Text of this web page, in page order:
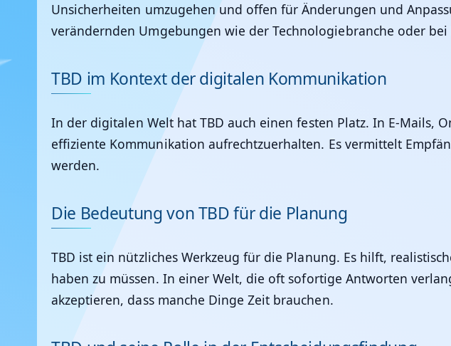
Unsicherheiten umzugehen und offen für Änderungen und
verändernden Umgebungen wie der Technologiebranche oder
TBD im Kontext der digitalen Kommunikation
In der digitalen Welt hat TBD auch einen festen Platz. In E-Mails,
effiziente Kommunikation aufrechtzuerhalten. Es vermittelt
werden.
Die Bedeutung von TBD für die Planung
TBD ist ein nützliches Werkzeug für die Planung. Es hilft,
haben zu müssen. In einer Welt, die oft sofortige Antworten
akzeptieren, dass manche Dinge Zeit brauchen.